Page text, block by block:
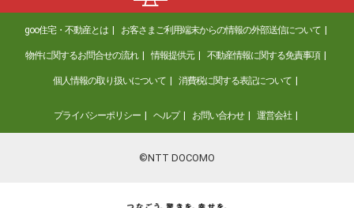
goo住宅・不動産とは お客さまご利用端末からの情報の外部送信について
物件に関するお問合せの流れ 情報提供元 不動産情報に関する免責事項
個人情報の取り扱いについて 消費税に関する表記について
プライバシーポリシー ヘルプ お問い合わせ 運営会社
©NTT DOCOMO